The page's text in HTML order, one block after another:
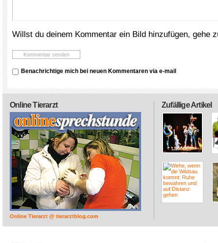
Willst du deinem Kommentar ein Bild hinzufügen, gehe
Benachrichtige mich bei neuen Kommentaren via e-mail
Zufällige Artikel
Online Tierarzt
Online Tierarzt @ tierarztblog.com